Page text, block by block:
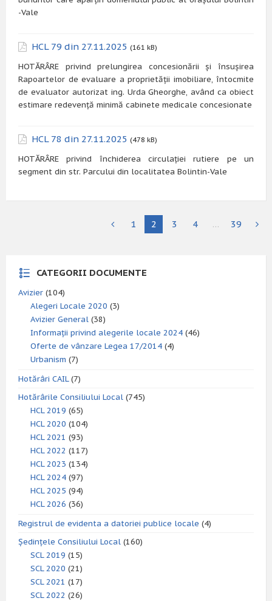
-Vale
HCL 79 din 27.11.2025 (161 kB)
HOTĂRÂRE privind prelungirea concesionării și însușirea
Rapoartelor de evaluare a proprietății imobiliare, întocmite
de evaluator autorizat ing. Urda Gheorghe, având ca obiect
estimare redevență minimă cabinete medicale concesionate
HCL 78 din 27.11.2025 (478 kB)
HOTĂRÂRE privind închiderea circulației rutiere pe un
segment din str. Parcului din localitatea Bolintin-Vale
1 2 3 4 … 39
CATEGORII DOCUMENTE
Avizier (104)
Alegeri Locale 2020 (3)
Avizier General (38)
Informații privind alegerile locale 2024 (46)
Oferte de vânzare Legea 17/2014 (4)
Urbanism (7)
Hotărâri CAIL(7)
Hotărârile Consiliului Local (745)
HCL 2019 (65)
HCL 2020 (104)
HCL 2021 (93)
HCL 2022 (117)
HCL 2023 (134)
HCL 2024 (97)
HCL 2025 (94)
HCL 2026 (36)
Registrul de evidenta a datoriei publice locale (4)
Ședințele Consiliului Local (160)
SCL 2019 (15)
SCL 2020 (21)
SCL 2021 (17)
SCL 2022 (26)